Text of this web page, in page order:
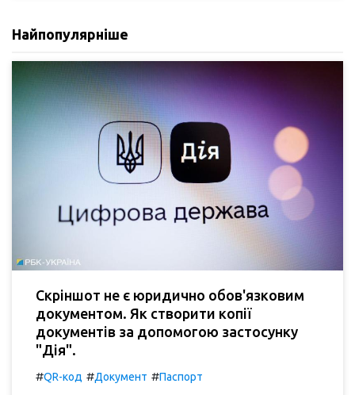
Найпопулярніше
Скріншот не є юридично обов'язковим
документом. Як створити копії
документів за допомогою застосунку
"Дія".
#QR-код #Документ #Паспорт